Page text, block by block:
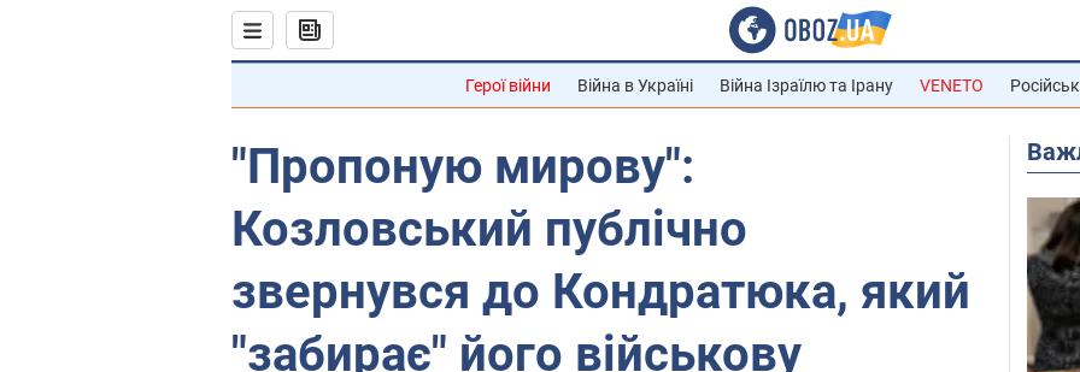
Герої війни Війна в Україні Війна Ізраїлю та Ірану VENETO
"Пропоную мирову":
Козловський публічно
звернувся до Кондратюка, який
"забирає" його військову